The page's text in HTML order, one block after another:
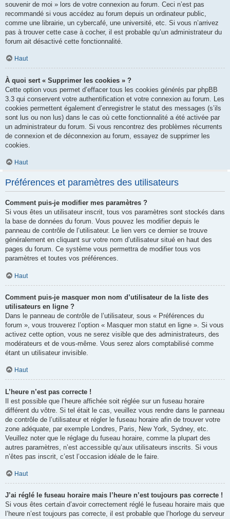
souvenir de moi » lors de votre connexion au forum. Ceci n’est pas
recommandé si vous accédez au forum depuis un ordinateur public,
comme une librairie, un cybercafé, une université, etc. Si vous n’arrivez
pas à trouver cette case à cocher, il est probable qu’un administrateur du
forum ait désactivé cette fonctionnalité.
Haut
À quoi sert « Supprimer les cookies » ?
Cette option vous permet d’effacer tous les cookies générés par phpBB
3.3 qui conservent votre authentification et votre connexion au forum. Les
cookies permettent également d’enregistrer le statut des messages (s’ils
sont lus ou non lus) dans le cas où cette fonctionnalité a été activée par
un administrateur du forum. Si vous rencontrez des problèmes récurrents
de connexion et de déconnexion au forum, essayez de supprimer les
cookies.
Haut
Préférences et paramètres des utilisateurs
Comment puis-je modifier mes paramètres ?
Si vous êtes un utilisateur inscrit, tous vos paramètres sont stockés dans
la base de données du forum. Vous pouvez les modifier depuis le
panneau de contrôle de l’utilisateur. Le lien vers ce dernier se trouve
généralement en cliquant sur votre nom d’utilisateur situé en haut des
pages du forum. Ce système vous permettra de modifier tous vos
paramètres et toutes vos préférences.
Haut
Comment puis-je masquer mon nom d’utilisateur de la liste des
utilisateurs en ligne ?
Dans le panneau de contrôle de l’utilisateur, sous « Préférences du
forum », vous trouverez l’option « Masquer mon statut en ligne ». Si vous
activez cette option, vous ne serez visible que des administrateurs, des
modérateurs et de vous-même. Vous serez alors comptabilisé comme
étant un utilisateur invisible.
Haut
L’heure n’est pas correcte !
Il est possible que l’heure affichée soit réglée sur un fuseau horaire
différent du vôtre. Si tel était le cas, veuillez vous rendre dans le panneau
de contrôle de l’utilisateur et régler le fuseau horaire afin de trouver votre
zone adéquate, par exemple Londres, Paris, New York, Sydney, etc.
Veuillez noter que le réglage du fuseau horaire, comme la plupart des
autres paramètres, n’est accessible qu’aux utilisateurs inscrits. Si vous
n’êtes pas inscrit, c’est l’occasion idéale de le faire.
Haut
J’ai réglé le fuseau horaire mais l’heure n’est toujours pas correcte !
Si vous êtes certain d’avoir correctement réglé le fuseau horaire mais que
l’heure n’est toujours pas correcte, il est probable que l’horloge du serveur